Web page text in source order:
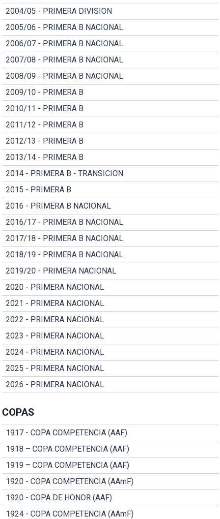
2004/05 - PRIMERA DIVISION
2005/06 - PRIMERA B NACIONAL
2006/07 - PRIMERA B NACIONAL
2007/08 - PRIMERA B NACIONAL
2008/09 - PRIMERA B NACIONAL
2009/10 - PRIMERA B
2010/11 - PRIMERA B
2011/12 - PRIMERA B
2012/13 - PRIMERA B
2013/14 - PRIMERA B
2014 - PRIMERA B - TRANSICION
2015 - PRIMERA B
2016 - PRIMERA B NACIONAL
2016/17 - PRIMERA B NACIONAL
2017/18 - PRIMERA B NACIONAL
2018/19 - PRIMERA B NACIONAL
2019/20 - PRIMERA NACIONAL
2020 - PRIMERA NACIONAL
2021 - PRIMERA NACIONAL
2022 - PRIMERA NACIONAL
2023 - PRIMERA NACIONAL
2024 - PRIMERA NACIONAL
2025 - PRIMERA NACIONAL
2026 - PRIMERA NACIONAL
COPAS
1917 - COPA COMPETENCIA (AAF)
1918 – COPA COMPETENCIA (AAF)
1919 – COPA COMPETENCIA (AAF)
1920 - COPA COMPETENCIA (AAmF)
1920 - COPA DE HONOR (AAF)
1924 - COPA COMPETENCIA (AAmF)